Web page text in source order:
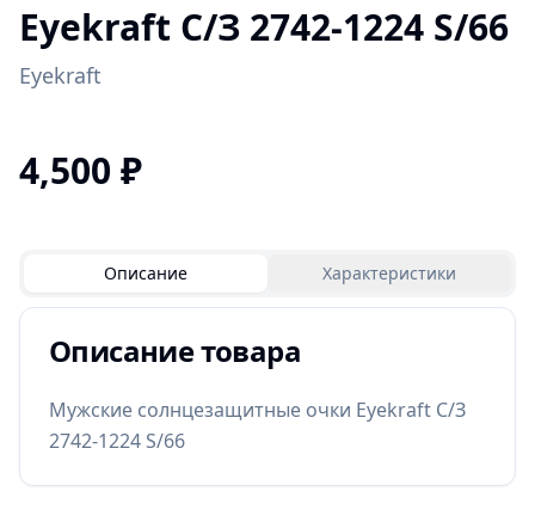
Eyekraft С/З 2742-1224 S/66
Eyekraft
4,500 ₽
Описание Характеристики
Описание товара
Мужские солнцезащитные очки Eyekraft С/З
2742-1224 S/66